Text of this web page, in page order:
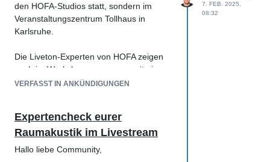
den HOFA-Studios statt, sondern im
Veranstaltungszentrum Tollhaus in
Karlsruhe.
Die Liveton-Experten von HOFA zeigen
euch im Workshop zusammen mit einer
professionellen Live-Band:
• Soundcheck: Tipps & Tricks für einen
reibungslosen Ablauf
• Monitor-Mix: So sorgt ihr für zufriedene
VERFASST IN ANKÜNDIGUNGEN
7. FEB. 2025,
08:32
Expertencheck eurer
Raumakustik im Livestream
Hallo liebe Community,